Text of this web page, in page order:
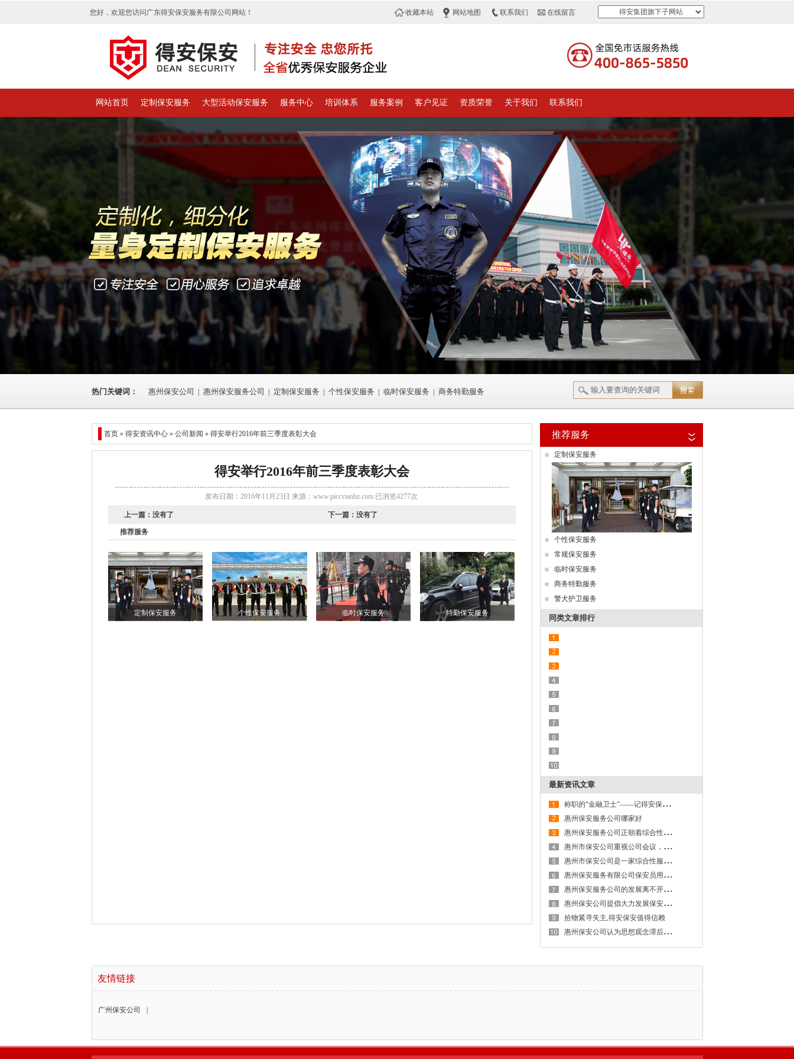
您好，欢迎您访问广东得安保安服务有限公司网站！ 收藏本站 网站地图 联系我们 在线留言 得安集团旗下子网站
网站首页 定制保安服务 大型活动保安服务 服务中心 培训体系 服务案例 客户见证 资质荣誉 关于我们 联系我们
热门关键词： 惠州保安公司 | 惠州保安服务公司 | 定制保安服务 | 个性保安服务 | 临时保安服务 | 商务特勤服务
首页 » 得安资讯中心» 公司新闻 » 得安举行2016年前三季度表彰大会
得安举行2016年前三季度表彰大会
发布日期：2016年11月23日 来源：www.piccvianhz.com 已浏览4277次
上一篇：没有了 下一篇：没有了
推荐服务
定制保安服务 个性保安服务 临时保安服务 特勤保安服务
推荐服务
定制保安服务
个性保安服务
常规保安服务
临时保安服务
商务特勤服务
警犬护卫服务
同类文章排行
最新资讯文章
称
职的“金融卫士”——记得安保安公司惠州分公司驻农业银行惠州龙门支行保安员
惠州保安服务公司哪家好
惠
州保安服务公司正朝着综合性安保服务企业的方向迈进
惠
州市保安公司重视公司会议，坚持八项会议原则
惠
州市保安公司是一家综合性服务企业，通过IS09001质量管理体系认证！
惠
州保安服务有限公司保安员用行动为保安这一称号添光彩
惠
州保安服务公司的发展离不开公安机关的领导
惠
州保安公司提倡大力发展保安教育，由培训上岗转向职业学历教育
拾物紧寻失主,得安保安值得信赖
惠
州保安公司认为思想观念滞后、缺乏战略目标是保安教育问题的根本原因
友情链接
广州保安公司